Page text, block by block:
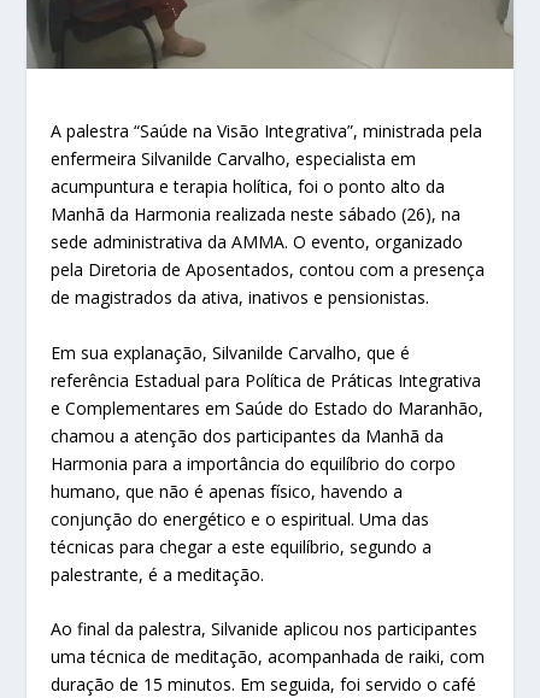
A palestra “Saúde na Visão Integrativa”, ministrada pela
enfermeira Silvanilde Carvalho, especialista em
acumpuntura e terapia holítica, foi o ponto alto da
Manhã da Harmonia realizada neste sábado (26), na
sede administrativa da AMMA. O evento, organizado
pela Diretoria de Aposentados, contou com a presença
de magistrados da ativa, inativos e pensionistas.
Em sua explanação, Silvanilde Carvalho, que é
referência Estadual para Política de Práticas Integrativa
e Complementares em Saúde do Estado do Maranhão,
chamou a atenção dos participantes da Manhã da
Harmonia para a importância do equilíbrio do corpo
humano, que não é apenas físico, havendo a
conjunção do energético e o espiritual. Uma das
técnicas para chegar a este equilíbrio, segundo a
palestrante, é a meditação.
Ao final da palestra, Silvanide aplicou nos participantes
uma técnica de meditação, acompanhada de raiki, com
duração de 15 minutos. Em seguida, foi servido o café